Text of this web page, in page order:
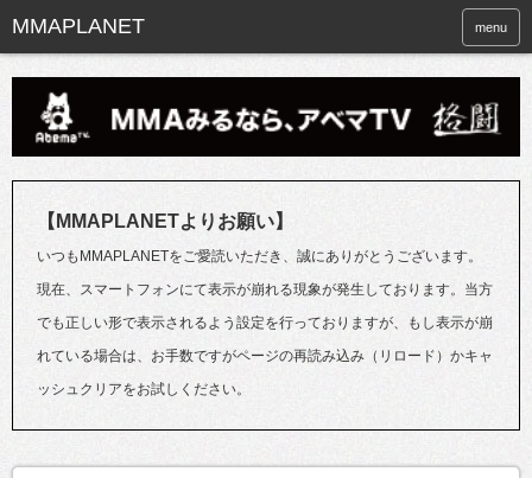
menu
【MMAPLANETよりお願い】
いつもMMAPLANETをご愛読いただき、誠にありがとうございます。
現在、スマートフォンにて表示が崩れる現象が発生しております。当方
でも正しい形で表示されるよう設定を行っておりますが、もし表示が崩
れている場合は、お手数ですがページの再読み込み（リロード）かキャ
ッシュクリアをお試しください。